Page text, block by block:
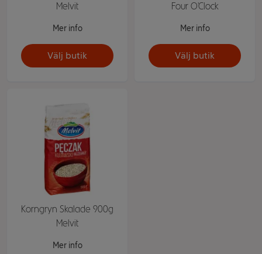
Melvit
Mer info
Välj butik
Four O'Clock
Mer info
Välj butik
Korngryn Skalade 900g
Melvit
Mer info